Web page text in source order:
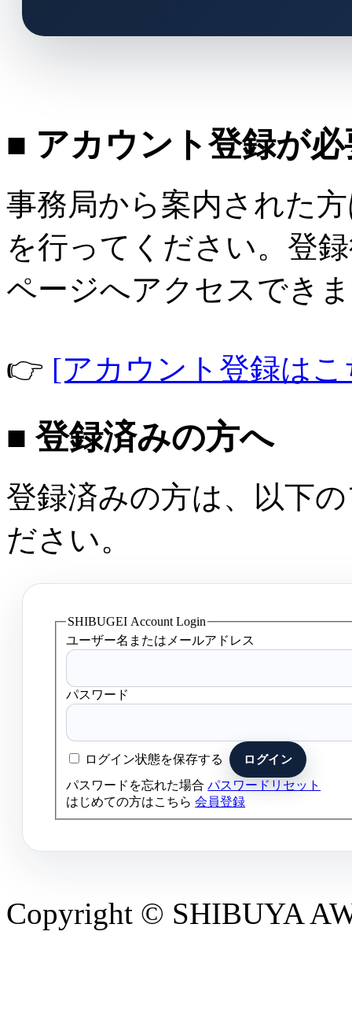
■ アカウント登録が
事務局から案内された
を行ってください。登
ページへアクセスでき
👉 [アカウント登録は
■ 登録済みの方へ
登録済みの方は、以下
ださい。
SHIBUGEI Account Login
ユーザー名またはメールアドレス
パスワード
ログイン状態を保存する
パスワードを忘れた場合パスワードリセット
はじめての方はこちら会員登録
Copyright © SHIBUYA